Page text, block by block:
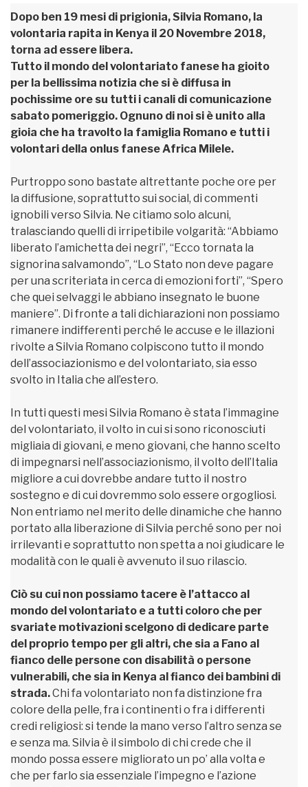
Dopo ben 19 mesi di prigionia, Silvia Romano, la
volontaria rapita in Kenya il 20 Novembre 2018,
torna ad essere libera.
Tutto il mondo del volontariato fanese ha gioito
per la bellissima notizia che si è diffusa in
pochissime ore su tutti i canali di comunicazione
sabato pomeriggio. Ognuno di noi si è unito alla
gioia che ha travolto la famiglia Romano e tutti i
volontari della onlus fanese Africa Milele.
Purtroppo sono bastate altrettante poche ore per
la diffusione, soprattutto sui social, di commenti
ignobili verso Silvia. Ne citiamo solo alcuni,
tralasciando quelli di irripetibile volgarità: “Abbiamo
liberato l’amichetta dei negri”, “Ecco tornata la
signorina salvamondo”, “Lo Stato non deve pagare
per una scriteriata in cerca di emozioni forti”, “Spero
che quei selvaggi le abbiano insegnato le buone
maniere”. Di fronte a tali dichiarazioni non possiamo
rimanere indifferenti perché le accuse e le illazioni
rivolte a Silvia Romano colpiscono tutto il mondo
dell’associazionismo e del volontariato, sia esso
svolto in Italia che all’estero.
In tutti questi mesi Silvia Romano è stata l’immagine
del volontariato, il volto in cui si sono riconosciuti
migliaia di giovani, e meno giovani, che hanno scelto
di impegnarsi nell’associazionismo, il volto dell’Italia
migliore a cui dovrebbe andare tutto il nostro
sostegno e di cui dovremmo solo essere orgogliosi.
Non entriamo nel merito delle dinamiche che hanno
portato alla liberazione di Silvia perché sono per noi
irrilevanti e soprattutto non spetta a noi giudicare le
modalità con le quali è avvenuto il suo rilascio.
Ciò su cui non possiamo tacere è l’attacco al
mondo del volontariato e a tutti coloro che per
svariate motivazioni scelgono di dedicare parte
del proprio tempo per gli altri, che sia a Fano al
fianco delle persone con disabilità o persone
vulnerabili, che sia in Kenya al fianco dei bambini di
strada.Chi fa volontariato non fa distinzione fra
colore della pelle, fra i continenti o fra i differenti
credi religiosi: si tende la mano verso l’altro senza se
e senza ma. Silvia è il simbolo di chi crede che il
mondo possa essere migliorato un po’ alla volta e
che per farlo sia essenziale l’impegno e l’azione